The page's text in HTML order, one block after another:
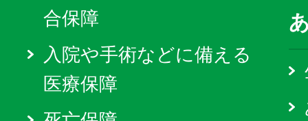
合保障
入院や手術などに備える
医療保障